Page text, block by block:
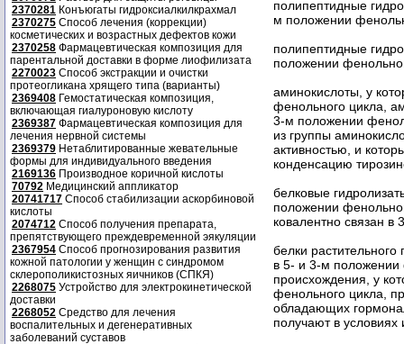
2370281 Конъюгаты гидроксиалкилкрахмал
2370275 Способ лечения (коррекции)
косметических и возрастных дефектов кожи
2370258 Фармацевтическая композиция для
парентальной доставки в форме лиофилизата
2270023 Способ экстракции и очистки
протеогликана хрящего типа (варианты)
2369408 Гемостатическая композиция,
включающая гиалуроновую кислоту
2369387 Фармацевтическая композиция для
лечения нервной системы
2369379 Нетаблитированные жевательные
формы для индивидуального введения
2169136 Производное коричной кислоты
70792 Медицинский аппликатор
20741717 Способ стабилизации аскорбиновой
кислоты
2074712 Способ получения препарата,
препятствующего преждевременной эякуляции
2367954 Способ прогнозирования развития
кожной патологии у женщин с синдромом
склерополикистозных яичников (СПКЯ)
2268075 Устройство для электрокинетической
доставки
2268052 Средство для лечения
воспалительных и дегенеративных
заболеваний суставов
полипептидные
м положении
полипептидные
положении
аминокислоты, у
фенольного цикла,
3-м положении
из группы
активностью, и
конденсацию
белковые
положении
ковалентно связан
белки
в 5- и 3-м положении
происхождения, у
фенольного цикла,
обладающих
получают в